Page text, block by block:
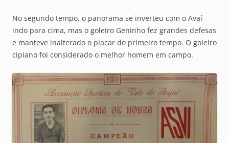
No segundo tempo, o panorama se inverteu com o Avaí
indo para cima, mas o goleiro Geninho fez grandes defesas
e manteve inalterado o placar do primeiro tempo. O goleiro
cipiano foi considerado o melhor homem em campo.